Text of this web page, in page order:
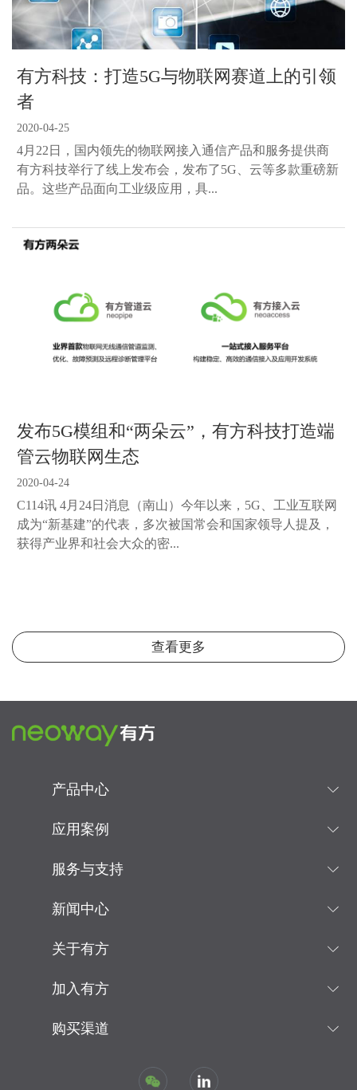
有方科技：打造5G与物联网赛道上的引领
者
2020-04-25
4月22日，国内领先的物联网接入通信产品和服务提供商
有方科技举行了线上发布会，发布了5G、云等多款重磅新
品。这些产品面向工业级应用，具...
发布5G模组和“两朵云”，有方科技打造端
管云物联网生态
2020-04-24
C114讯 4月24日消息（南山）今年以来，5G、工业互联网
成为“新基建”的代表，多次被国常会和国家领导人提及，
获得产业界和社会大众的密...
查看更多
产品中心
应用案例
服务与支持
新闻中心
关于有方
加入有方
购买渠道